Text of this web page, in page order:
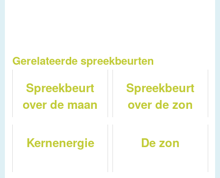
Gerelateerde spreekbeurten
Spreekbeurt
over de maan
Spreekbeurt
over de zon
Kernenergie De zon